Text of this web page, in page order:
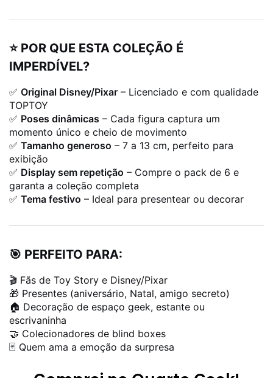
⭐ POR QUE ESTA COLEÇÃO É
IMPERDÍVEL?
✅ Original Disney/Pixar – Licenciado e com qualidade
TOPTOY
✅ Poses dinâmicas – Cada figura captura um
momento único e cheio de movimento
✅ Tamanho generoso – 7 a 13 cm, perfeito para
exibição
✅ Display sem repetição – Compre o pack de 6 e
garanta a coleção completa
✅ Tema festivo – Ideal para presentear ou decorar
🎯 PERFEITO PARA:
🎬 Fãs de Toy Story e Disney/Pixar
🎁 Presentes (aniversário, Natal, amigo secreto)
🏠 Decoração de espaço geek, estante ou
escrivaninha
🤝 Colecionadores de blind boxes
🃏 Quem ama a emoção da surpresa